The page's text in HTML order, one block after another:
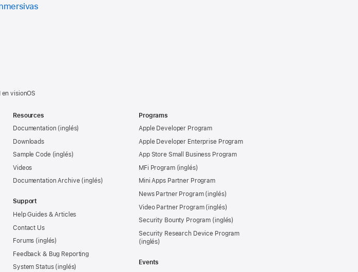
visionOS
Resources
Documentation
Downloads
Sample Code
Videos
Documentation Archive
Support
Help Guides & Articles
Contact Us
Forums
Feedback & Bug Reporting
System Status
Programs
Apple Developer Program
Apple Developer Enterprise Program
App Store Small Business Program
MFi Program
Mini Apps Partner Program
News Partner Program
Video Partner Program
Security Bounty Program
Security Research Device Program
Events